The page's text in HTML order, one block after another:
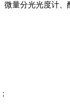
微量分光光度计、